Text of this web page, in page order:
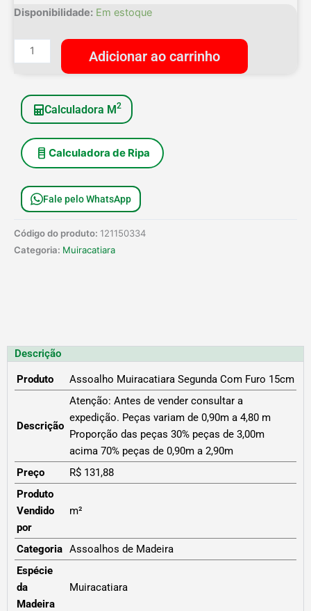
Disponibilidade: Em estoque
Assoalho
Segunda
Com
15cm
quantidade
Adicionar ao carrinho
Calculadora M2
Calculadora de Ripa
Fale pelo WhatsApp
Código do produto: 121150334
Categoria: Muiracatiara
Descrição
Produto Assoalho Muiracatiara Segunda Com Furo 15cm
Descrição
Atenção: Antes de vender consultar a
expedição. Peças variam de 0,90m a 4,80 m
Proporção das peças 30% peças de 3,00m
acima 70% peças de 0,90m a 2,90m
Preço
R$ 131,88
Produto
Vendido
por
m²
Categoria Assoalhos de Madeira
Espécie
da
Madeira
Muiracatiara